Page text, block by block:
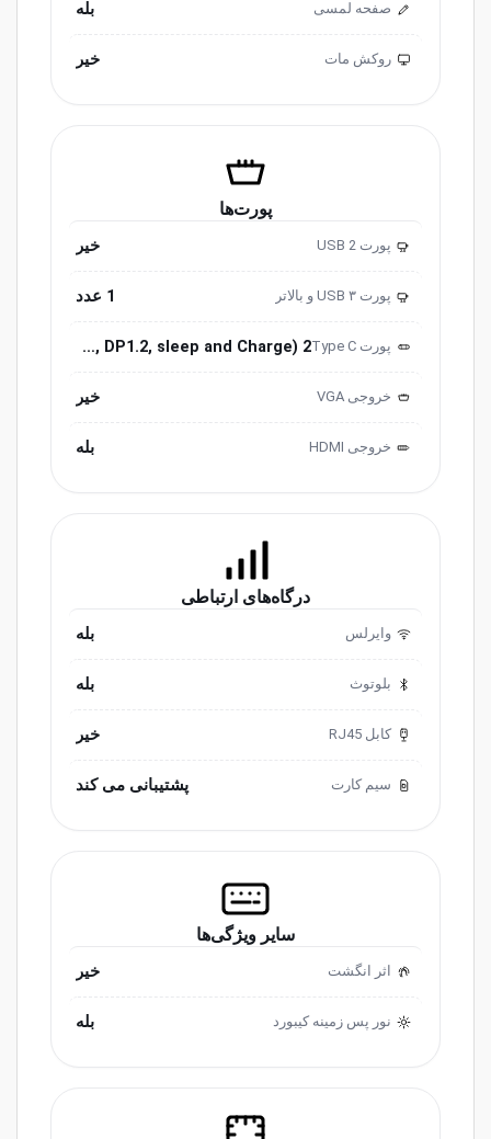
صفحه لمسی بله
روکش مات خیر
پورت‌ها
2.0 پورت USB 2 خیر
3.0 پورت USB ۳ و ‌‌بالاتر 1 عدد
پورت ‌‌Type C 2 Thunderbolt 3 (Data Transfer up to 40 Gb/s, Power Distribution, DP1.2, sleep and Charge)
خروجی ‌VGA خیر
خروجی HDMI بله
درگاه‌های ارتباطی
وایرلس بله
بلوتوث بله
کابل RJ45 خیر
سیم کارت پشتیبانی می کند
سایر ویژگی‌ها
اثر انگشت خیر
نور پس زمینه کیبورد بله